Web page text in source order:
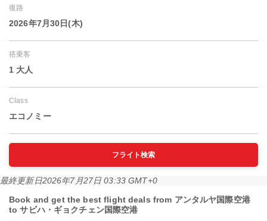
復路
2026年7月30日(木)
搭乗客
1 大人
Class
エコノミー
フライト検索
最終更新日2026年7月27日 03:33 GMT+0
Book and get the best flight deals from アンタルヤ国際空港
to サビハ・ギョクチェン国際空港